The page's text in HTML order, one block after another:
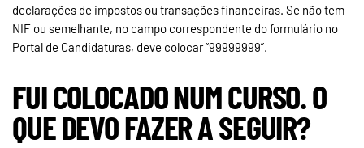
declarações de impostos ou transações financeiras. Se não tem
NIF ou semelhante, no campo correspondente do formulário no
Portal de Candidaturas, deve colocar “99999999”.
FUI COLOCADO NUM CURSO. O
QUE DEVO FAZER A SEGUIR?